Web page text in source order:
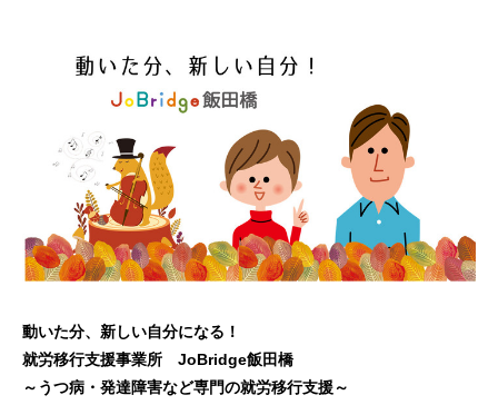
動いた分、新しい自分になる！
就労移行支援事業所 JoBridge飯田橋
～うつ病・発達障害など専門の就労移行支援～